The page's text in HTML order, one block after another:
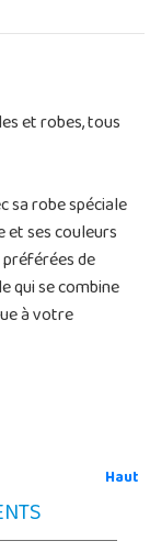
et robes, tous
sa robe spéciale
et ses couleurs
de
qui se combine
à votre
Haut